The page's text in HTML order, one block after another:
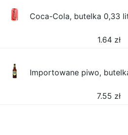
Coca-Cola, butelka 0,33
1.64 zł
Importowane piwo,
7.55 zł